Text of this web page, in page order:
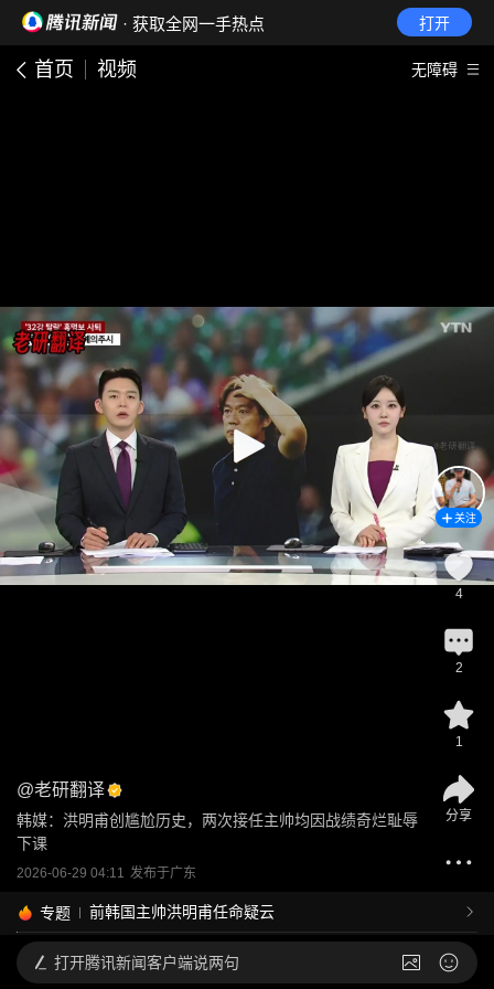
· 获取全网一手热点 打开
首页 视频 无障碍
@老研翻译
韩媒：洪明甫创尴尬历史，两次接任主帅均因战绩奇烂耻辱
下课
2026-06-29 04:11 发布于广东
专题 前韩国主帅洪明甫任命疑云
关注
4
2
1
分享
打开腾讯新闻客户端说两句